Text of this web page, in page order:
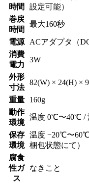
時間
設定可能）
巻戻
時間
最大160秒
電源
ACアダプタ（
消費
電力
3W
外形
寸法
82(W) × 24(H) ×
重量
160g
動作
環境
温度 0℃〜40℃ /
保存
環境
温度 −20℃〜
梱包状態にて）
腐食
性ガ
ス
なきこと